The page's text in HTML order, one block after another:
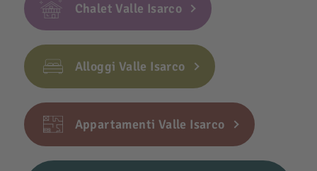
Chalet Valle Isarco
Alloggi Valle Isarco
Appartamenti Valle Isarco